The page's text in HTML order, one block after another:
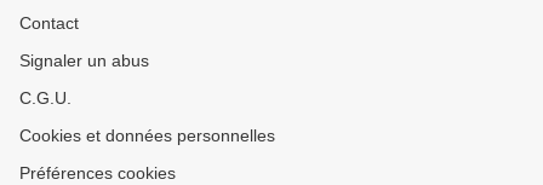
Contact
Signaler un abus
C.G.U.
Cookies et données personnelles
Préférences cookies